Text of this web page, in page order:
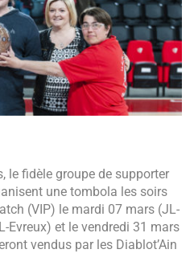
le fidèle groupe de supporter
une tombola les soirs
(VIP) le mardi 07 mars (JL-
Evreux) et le vendredi 31 mars
vendus par les Diablot’Ain